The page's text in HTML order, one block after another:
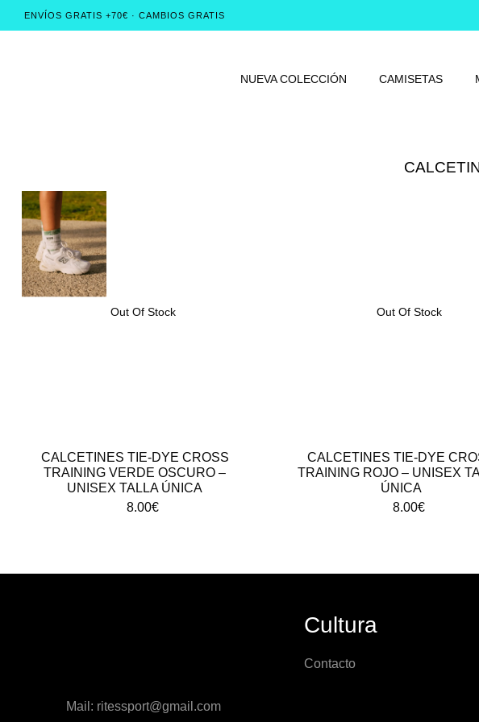
ENVÍOS GRATIS +70€ · CAMBIOS GRATIS
NUEVA COLECCIÓN CAMISETAS
Out Of Stock
CALCETINES TIE-DYE CROSS
TRAINING VERDE OSCURO –
UNISEX TALLA ÚNICA
8.00€
Out Of Stock
CALCETINES TIE-DYE
TRAINING ROJO – UNISEX
ÚNICA
8.00€
Mail: ritessport@gmail.com
Cultura
Contacto